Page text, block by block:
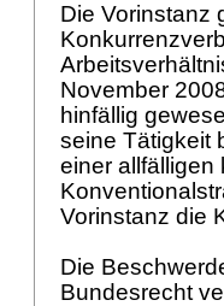
Die Vorinstanz
November
hinfällig
seine Tätigkeit
einer allfälligen
Vorinstanz die
Die
Bundesrecht